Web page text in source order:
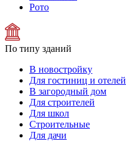
Рото
По типу зданий
В новостройку
Для гостиниц и отелей
В загородный дом
Для строителей
Для школ
Строительные
Для дачи